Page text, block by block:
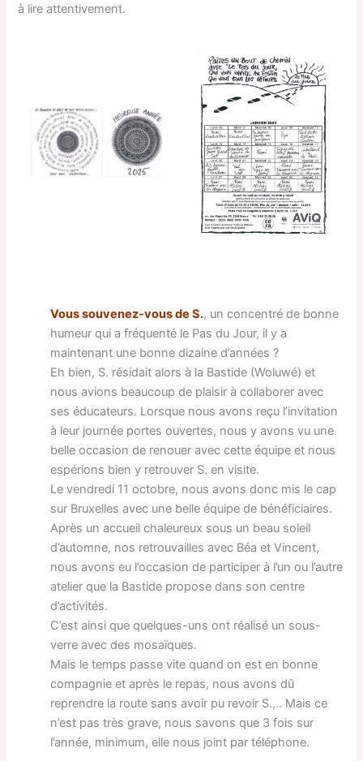
à lire attentivement.
Vous souvenez-vous de S., un concentré de bonne
humeur qui a fréquenté le Pas du Jour, il y a
maintenant une bonne dizaine d’années ?
Eh bien, S. résidait alors à la Bastide (Woluwé) et
nous avions beaucoup de plaisir à collaborer avec
ses éducateurs. Lorsque nous avons reçu l’invitation
à leur journée portes ouvertes, nous y avons vu une
belle occasion de renouer avec cette équipe et nous
espérions bien y retrouver S. en visite.
Le vendredi 11 octobre, nous avons donc mis le cap
sur Bruxelles avec une belle équipe de bénéficiaires.
Après un accueil chaleureux sous un beau soleil
d’automne, nos retrouvailles avec Béa et Vincent,
nous avons eu l’occasion de participer à l’un ou l’autre
atelier que la Bastide propose dans son centre
d’activités.
C’est ainsi que quelques-uns ont réalisé un sous-
verre avec des mosaïques.
Mais le temps passe vite quand on est en bonne
compagnie et après le repas, nous avons dû
reprendre la route sans avoir pu revoir S.,.. Mais ce
n’est pas très grave, nous savons que 3 fois sur
l’année, minimum, elle nous joint par téléphone.